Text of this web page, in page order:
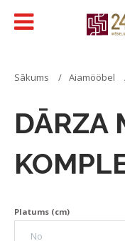
Sākums Aiamööbel
DĀRZA
Platums (cm)